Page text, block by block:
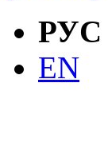
РУС
EN